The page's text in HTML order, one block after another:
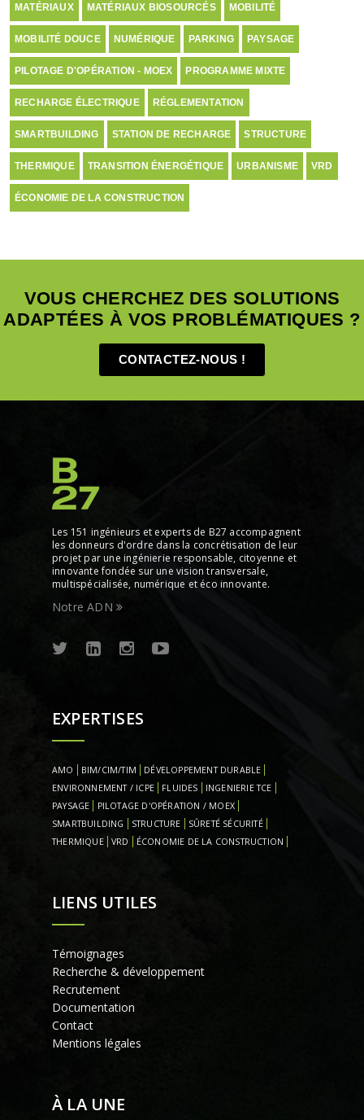
MATÉRIAUX MATÉRIAUX BIOSOURCÉS MOBILITÉ
MOBILITÉ DOUCE NUMÉRIQUE PARKING PAYSAGE
PILOTAGE D'OPÉRATION - MOEX PROGRAMME MIXTE
RECHARGE ÉLECTRIQUE RÉGLEMENTATION
SMARTBUILDING STATION DE RECHARGE STRUCTURE
THERMIQUE TRANSITION ÉNERGÉTIQUE URBANISME VRD
ÉCONOMIE DE LA CONSTRUCTION
VOUS CHERCHEZ DES SOLUTIONS
ADAPTÉES À VOS PROBLÉMATIQUES ?
CONTACTEZ-NOUS !
Les 151 ingénieurs et experts de B27 accompagnent
les donneurs d'ordre dans la concrétisation de leur
projet par une ingénierie responsable, citoyenne et
innovante fondée sur une vision transversale,
multispécialisée, numérique et éco innovante.
Notre ADN
EXPERTISES
AMO BIM/CIM/TIM
DÉVELOPPEMENT DURABLE
ENVIRONNEMENT / ICPE
FLUIDES
INGENIERIE TCE
PAYSAGE
PILOTAGE D'OPÉRATION / MOEX
SMARTBUILDING
STRUCTURE
SÛRETÉ SÉCURITÉ
THERMIQUE
VRD ÉCONOMIE DE LA CONSTRUCTION
LIENS UTILES
Témoignages
Recherche & développement
Recrutement
Documentation
Contact
Mentions légales
À LA UNE